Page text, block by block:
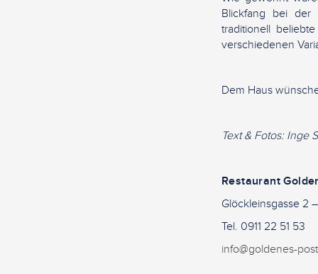
Blickfang bei der
traditionell
verschiedenen
Dem Haus
Text & Fotos: Inge
Restaurant
Glöckleinsgasse 2
Tel. 0911 22 51 53
info@goldenes-